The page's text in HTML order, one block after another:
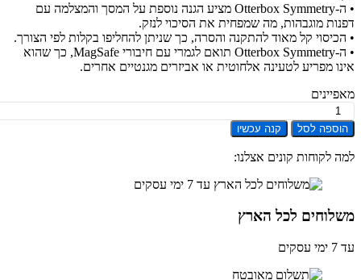
• ה-Otterbox Symmetry מציע הגנה נוספת על המסך והמצלמה עם
מוגבהות, מה שמפחית את הסיכוי לנזק.
קל מאוד להתקנה והסרה, כך שניתן להחליפו בקלות לפי הצורך.
• ה-Otterbox Symmetry תואם לגמרי עם חיבורי MagSafe, כך שהוא
מפריע לטעינה אלחוטית או אביזרים מגנטיים אחרים.
לסל קנה עכשיו
לקוחות קונים אצלנו:
לכל הארץ